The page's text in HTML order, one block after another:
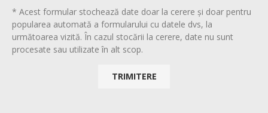
* Acest formular stochează date doar la cerere și doar pentru
popularea automată a formularului cu datele dvs, la
următoarea vizită. În cazul stocării la cerere, date nu sunt
procesate sau utilizate în alt scop.